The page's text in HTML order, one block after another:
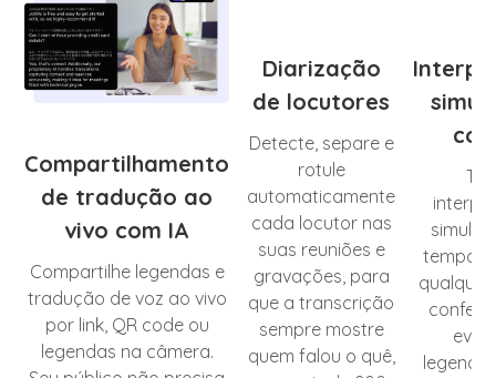
Compartilhamento
de tradução ao
vivo com IA
Compartilhe legendas e
tradução de voz ao vivo
por link, QR code ou
legendas na câmera.
Diarização
de locutores
Detecte, separe e
rotule
automaticamente
cada locutor nas
suas reuniões e
gravações, para
que a transcrição
sempre mostre
quem falou o quê,
tempo
qualquer